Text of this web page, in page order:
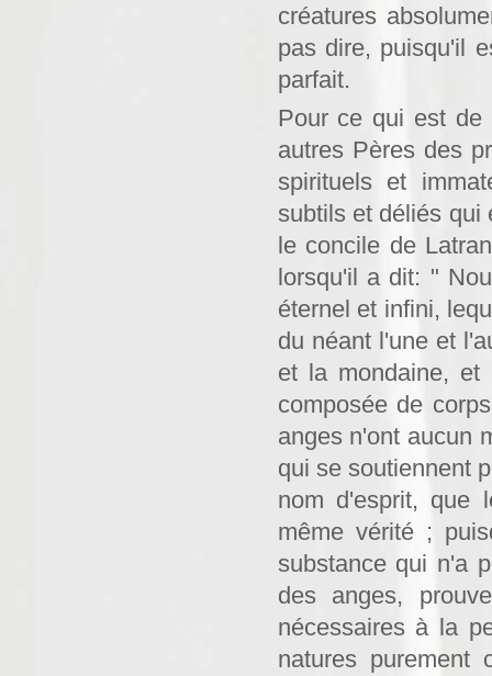
créatures
pas dire, puisqu'il
parfait.
Pour ce qui est de
autres Pères des
spirituels et
subtils et déliés qui
le concile de
lorsqu'il a dit: "
éternel et infini,
du néant l'une et
et la mondaine, et
composée de
anges n'ont aucun
qui se soutiennent
nom d'esprit, que
même vérité ;
substance qui n'a
des anges,
nécessaires à la
natures purement